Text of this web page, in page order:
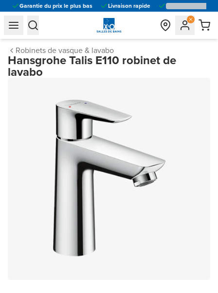
Garantie du prix le plus bas Livraison rapide
general.navigation.toggle_menu.label
general.navigation.toggle_menu.label
Robinets de vasque & lavabo
Hansgrohe Talis E110 robinet de
lavabo